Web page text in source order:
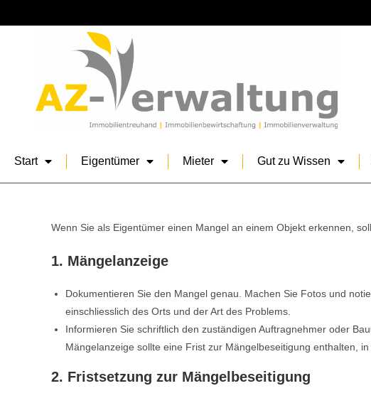
Start Eigentümer Mieter Gut zu Wissen
Wenn Sie als Eigentümer einen Mangel an einem Objekt erkennen,
1. Mängelanzeige
Dokumentieren Sie den Mangel genau. Machen Sie Fotos und
einschliesslich des Orts und der Art des Problems.
Informieren Sie schriftlich den zuständigen Auftragnehmer oder
Mängelanzeige sollte eine Frist zur Mängelbeseitigung enthalten,
2. Fristsetzung zur Mängelbeseitigung